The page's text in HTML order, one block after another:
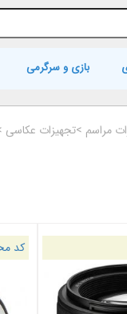
بازی و سرگرمی
مراسم >تجهیزات عکاسی
کد